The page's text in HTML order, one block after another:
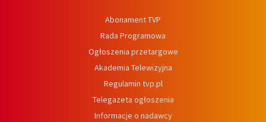
Abonament TVP
Rada Programowa
Ogłoszenia przetargowe
Akademia Telewizyjna
Regulamin tvp.pl
Telegazeta ogłoszenia
Informacje o nadawcy